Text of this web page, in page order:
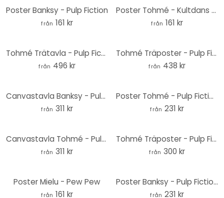
Poster Banksy - Pulp Fiction
från 161 kr
Poster Tohmé - Kultdans från Pulp Fiction
från 161 kr
Tohmé Trätavla - Pulp Fiction - Rund
från 496 kr
Tohmé Träposter - Pulp Fiction
från 438 kr
Canvastavla Banksy - Pulp Fiction
från 311 kr
Poster Tohmé - Pulp Fiction - Rund
från 231 kr
Canvastavla Tohmé - Pulp Fiction
från 311 kr
Tohmé Träposter - Pulp Fiction - Fyrkant
från 300 kr
Poster Mielu - Pew Pew
från 161 kr
Poster Banksy - Pulp Fiction - Rund
från 231 kr